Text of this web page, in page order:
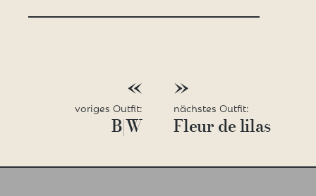
BEITRAGSNAVIGATION
«
voriges Outfit:
B|W
»
nächstes Outfit:
Fleur de lilas